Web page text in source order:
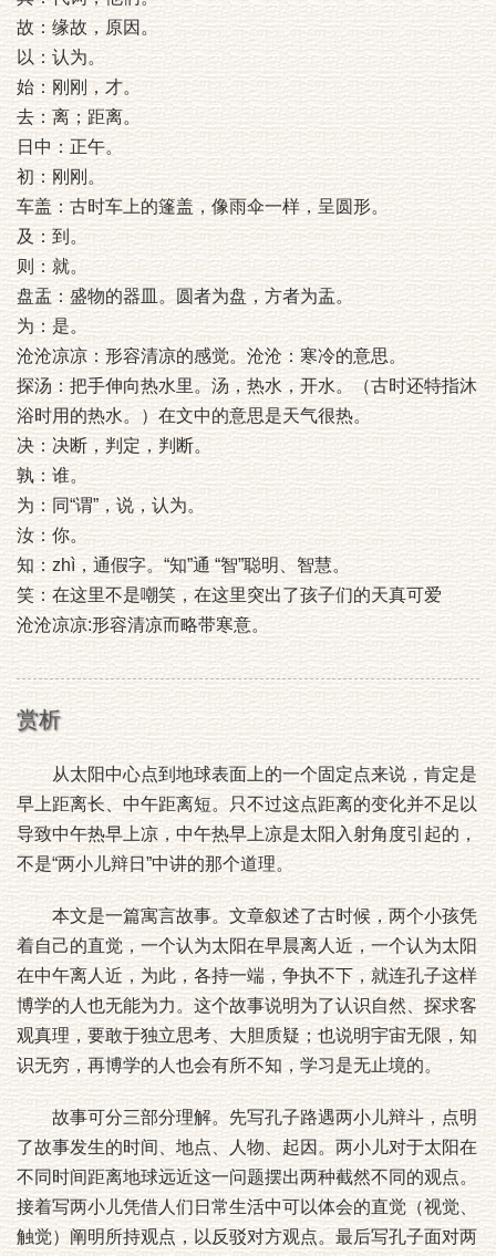
故：缘故，原因。
以：认为。
始：刚刚，才。
去：离；距离。
日中：正午。
初：刚刚。
车盖：古时车上的篷盖，像雨伞一样，呈圆形。
及：到。
则：就。
盘盂：盛物的器皿。圆者为盘，方者为盂。
为：是。
沧沧凉凉：形容清凉的感觉。沧沧：寒冷的意思。
探汤：把手伸向热水里。汤，热水，开水。（古时还特指沐
浴时用的热水。）在文中的意思是天气很热。
决：决断，判定，判断。
孰：谁。
为：同“谓”，说，认为。
汝：你。
知：zhì，通假字。“知”通 “智”聪明、智慧。
笑：在这里不是嘲笑，在这里突出了孩子们的天真可爱
沧沧凉凉:形容清凉而略带寒意。
赏析
从太阳中心点到地球表面上的一个固定点来说，肯定是
早上距离长、中午距离短。只不过这点距离的变化并不足以
导致中午热早上凉，中午热早上凉是太阳入射角度引起的，
不是“两小儿辩日”中讲的那个道理。
本文是一篇寓言故事。文章叙述了古时候，两个小孩凭
着自己的直觉，一个认为太阳在早晨离人近，一个认为太阳
在中午离人近，为此，各持一端，争执不下，就连孔子这样
博学的人也无能为力。这个故事说明为了认识自然、探求客
观真理，要敢于独立思考、大胆质疑；也说明宇宙无限，知
识无穷，再博学的人也会有所不知，学习是无止境的。
故事可分三部分理解。先写孔子路遇两小儿辩斗，点明
了故事发生的时间、地点、人物、起因。两小儿对于太阳在
不同时间距离地球远近这一问题摆出两种截然不同的观点。
接着写两小儿凭借人们日常生活中可以体会的直觉（视觉、
触觉）阐明所持观点，以反驳对方观点。最后写孔子面对两